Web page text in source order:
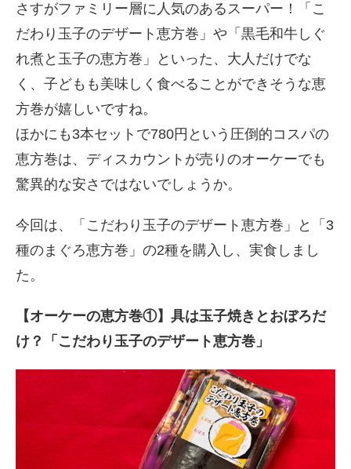
さすがファミリー層に人気のあるスーパー！「こ
だわり玉子のデザート恵方巻」や「黒毛和牛しぐ
れ煮と玉子の恵方巻」といった、大人だけでな
く、子どもも美味しく食べることができそうな恵
方巻が嬉しいですね。
ほかにも3本セットで780円という圧倒的コスパの
恵方巻は、ディスカウントが売りのオーケーでも
驚異的な安さではないでしょうか。
今回は、「こだわり玉子のデザート恵方巻」と「3
種のまぐろ恵方巻」の2種を購入し、実食しまし
た。
【オーケーの恵方巻①】具は玉子焼きとおぼろだ
け？「こだわり玉子のデザート恵方巻」